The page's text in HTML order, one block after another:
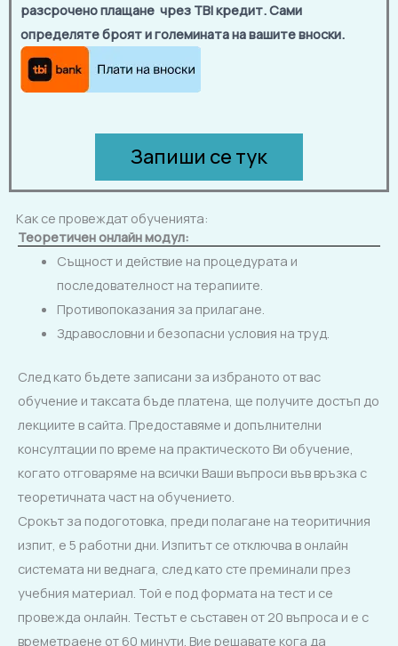
разсрочено плащане чрез TBI кредит. Сами
определяте броят и големината на вашите вноски.
Запиши се тук
Как се провеждат обученията:
Теоретичен онлайн модул:
Същност и действие на процедурата и
последователност на терапиите.
Противопоказания за прилагане.
Здравословни и безопасни условия на труд.
След като бъдете записани за избраното от вас
обучение и таксата бъде платена, ще получите достъп до
лекциите в сайта. Предоставяме и допълнителни
консултации по време на практическото Ви обучение,
когато отговаряме на всички Ваши въпроси във връзка с
теоретичната част на обучението.
Срокът за подоготовка, преди полагане на теоритичния
изпит, е 5 работни дни. Изпитът се отключва в онлайн
системата ни веднага, след като сте преминали през
учебния материал. Той е под формата на тест и се
провежда онлайн. Тестът е съставен от 20 въпроса и е с
времетраене от 60 минути. Вие решавате кога да